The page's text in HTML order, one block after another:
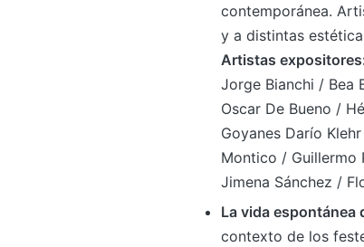
contemporánea.
y a distintas
Artistas
Jorge Bianchi / Bea
Oscar De Bueno /
Goyanes Darío
Montico / Guillermo
Jimena Sánchez /
La vida espontánea
contexto de los